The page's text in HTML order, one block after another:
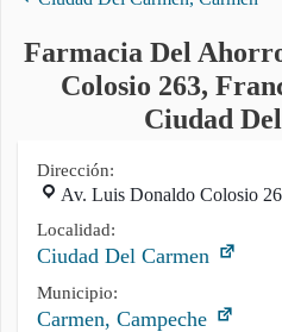
Buscar
Contacto
Farmacia Del
Colosio 263,
Ciudad
Dirección:
Av. Luis Donaldo Colosio
Localidad:
Ciudad Del Carmen
Municipio:
Carmen, Campeche